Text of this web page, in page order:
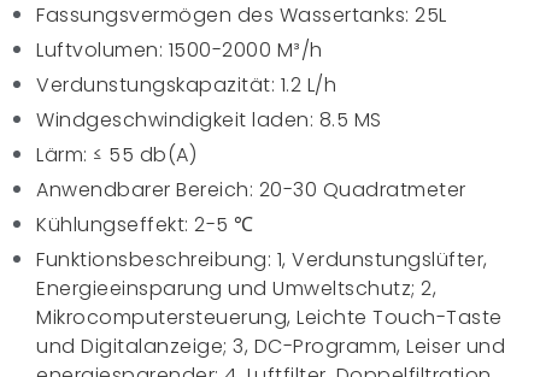
Fassungsvermögen des Wassertanks: 25L
Luftvolumen: 1500-2000 M³/h
Verdunstungskapazität: 1.2 L/h
Windgeschwindigkeit laden: 8.5 MS
Lärm: ≤ 55 db(A)
Anwendbarer Bereich: 20-30 Quadratmeter
Kühlungseffekt: 2-5 ℃
Funktionsbeschreibung: 1, Verdunstungslüfter,
Energieeinsparung und Umweltschutz; 2,
Mikrocomputersteuerung, Leichte Touch-Taste
und Digitalanzeige; 3, DC-Programm, Leiser und